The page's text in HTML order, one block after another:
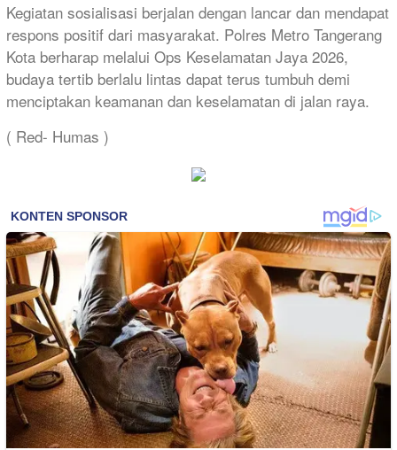
Kegiatan sosialisasi berjalan dengan lancar dan mendapat
respons positif dari masyarakat. Polres Metro Tangerang
Kota berharap melalui Ops Keselamatan Jaya 2026,
budaya tertib berlalu lintas dapat terus tumbuh demi
menciptakan keamanan dan keselamatan di jalan raya.
( Red- Humas )